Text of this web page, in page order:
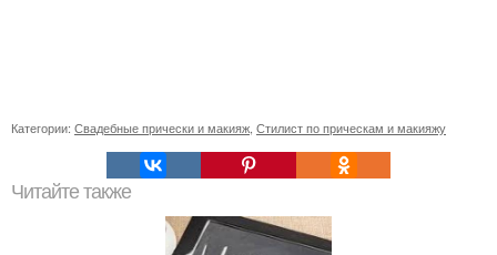
Категории: Свадебные прически и макияж Стилист по прическам и макияжу
Читайте также